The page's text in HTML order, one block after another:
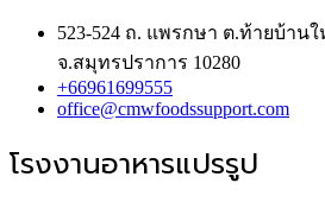
523-524 ถ. แพรกษา ต.ท้ายบ้าน
จ.สมุทรปราการ 10280
+66961699555
office@cmwfoodssupport.com
โรงงานอาหารแปรรูป